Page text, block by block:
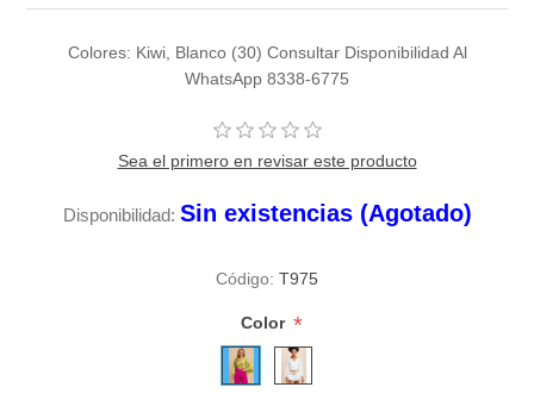
Colores: Kiwi, Blanco (30) Consultar Disponibilidad Al
WhatsApp 8338-6775
Sea el primero en revisar este producto
Disponibilidad: Sin existencias (Agotado)
Código: T975
Color *